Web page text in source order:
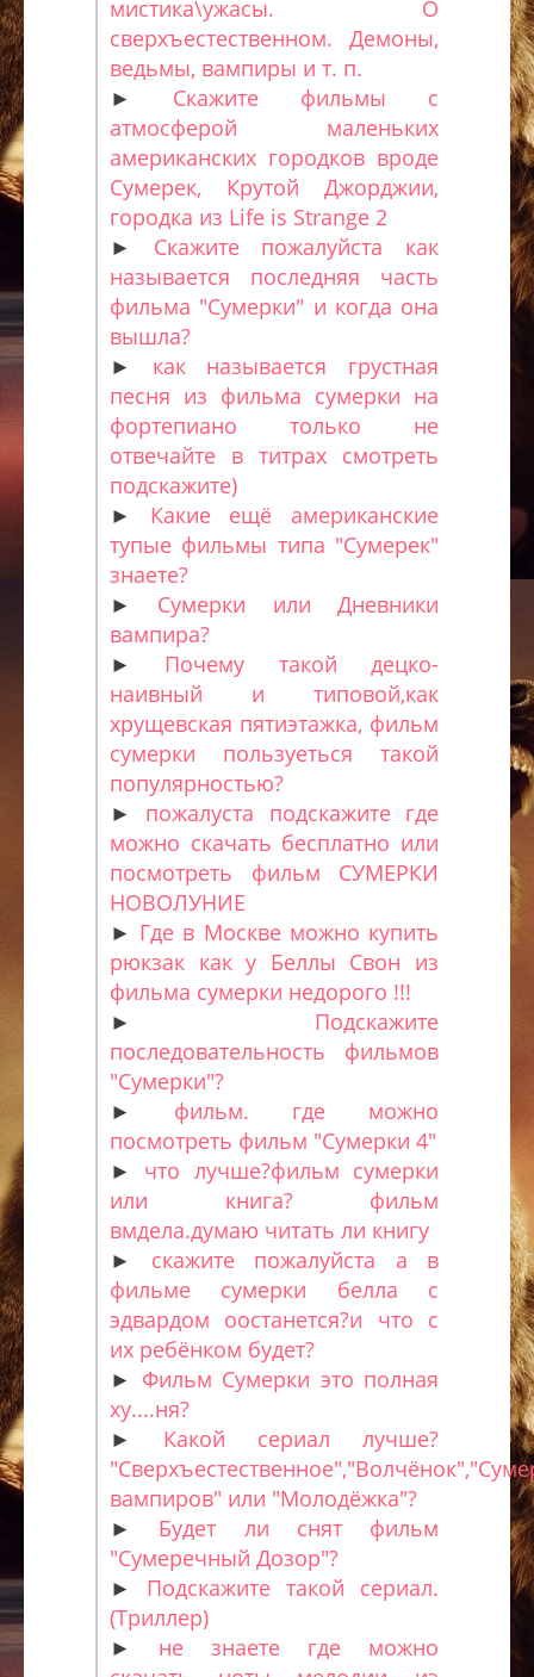
мистика\ужасы. О
сверхъестественном. Демоны,
ведьмы, вампиры и т. п.
► Скажите фильмы с
атмосферой маленьких
американских городков вроде
Сумерек, Крутой Джорджии,
городка из Life is Strange 2
► Скажите пожалуйста как
называется последняя часть
фильма "Сумерки" и когда она
вышла?
► как называется грустная
песня из фильма сумерки на
фортепиано только не
отвечайте в титрах смотреть
подскажите)
► Какие ещё американские
тупые фильмы типа "Сумерек"
знаете?
► Сумерки или Дневники
вампира?
► Почему такой децко-
наивный и типовой,как
хрущевская пятиэтажка, фильм
сумерки пользуеться такой
популярностью?
► пожалуста подскажите где
можно скачать бесплатно или
посмотреть фильм СУМЕРКИ
НОВОЛУНИЕ
► Где в Москве можно купить
рюкзак как у Беллы Свон из
фильма сумерки недорого !!!
► Подскажите
последовательность фильмов
"Сумерки"?
► фильм. где можно
посмотреть фильм "Сумерки 4"
► что лучше?фильм сумерки
или книга? фильм
вмдела.думаю читать ли книгу
► скажите пожалуйста а в
фильме сумерки белла с
эдвардом оостанется?и что с
их ребёнком будет?
► Фильм Сумерки это полная
ху....ня?
► Какой сериал лучше?
вампиров" или "Молодёжка"?
► Будет ли снят фильм
"Сумеречный Дозор"?
► Подскажите такой сериал.
(Триллер)
► не знаете где можно